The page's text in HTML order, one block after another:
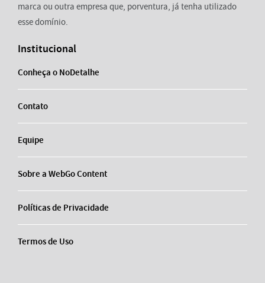
marca ou outra empresa que, porventura, já tenha utilizado
esse domínio.
Institucional
Conheça o NoDetalhe
Contato
Equipe
Sobre a WebGo Content
Políticas de Privacidade
Termos de Uso